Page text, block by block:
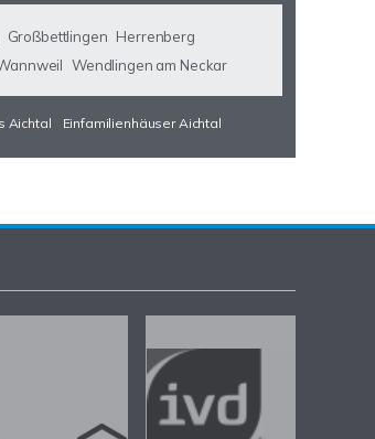
Großbettlingen Herrenberg
Wendlingen am Neckar
Aichtal Einfamilienhäuser Aichtal